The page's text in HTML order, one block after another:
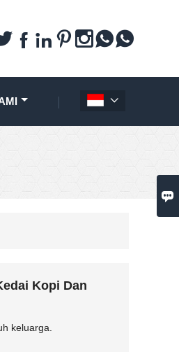

    

Kopi Dan
keluarga.